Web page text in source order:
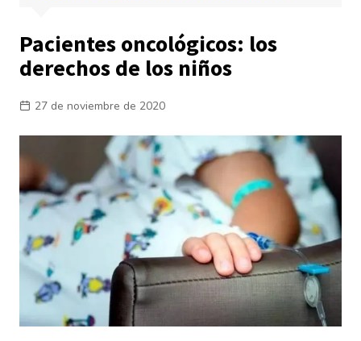
Pacientes oncológicos: los
derechos de los niños
27 de noviembre de 2020